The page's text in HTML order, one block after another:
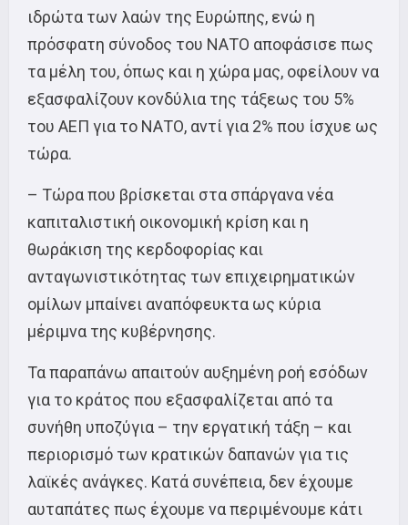
ιδρώτα των λαών της Ευρώπης, ενώ η
πρόσφατη σύνοδος του ΝΑΤΟ αποφάσισε πως
τα μέλη του, όπως και η χώρα μας, οφείλουν να
εξασφαλίζουν κονδύλια της τάξεως του 5%
του ΑΕΠ για το ΝΑΤΟ, αντί για 2% που ίσχυε ως
τώρα.
– Τώρα που βρίσκεται στα σπάργανα νέα
καπιταλιστική οικονομική κρίση και η
θωράκιση της κερδοφορίας και
ανταγωνιστικότητας των επιχειρηματικών
ομίλων μπαίνει αναπόφευκτα ως κύρια
μέριμνα της κυβέρνησης.
Τα παραπάνω απαιτούν αυξημένη ροή εσόδων
για το κράτος που εξασφαλίζεται από τα
συνήθη υποζύγια – την εργατική τάξη – και
περιορισμό των κρατικών δαπανών για τις
λαϊκές ανάγκες. Κατά συνέπεια, δεν έχουμε
αυταπάτες πως έχουμε να περιμένουμε κάτι